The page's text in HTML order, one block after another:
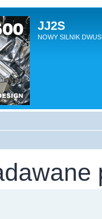
JJ2S
NOWY SILNIK